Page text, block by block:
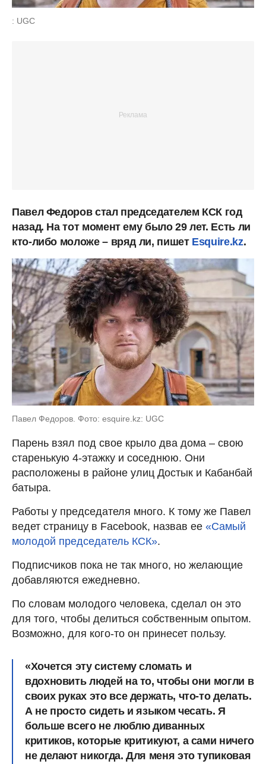
: UGC
Павел Федоров стал председателем КСК год
назад. На тот момент ему было 29 лет. Есть ли
кто-либо моложе – вряд ли, пишет Esquire.kz.
Павел Федоров. Фото: esquire.kz: UGC
Парень взял под свое крыло два дома – свою
старенькую 4-этажку и соседнюю. Они
расположены в районе улиц Достык и Кабанбай
батыра.
Работы у председателя много. К тому же Павел
ведет страницу в Facebook, назвав ее «Самый
молодой председатель КСК».
Подписчиков пока не так много, но желающие
добавляются ежедневно.
По словам молодого человека, сделал он это
для того, чтобы делиться собственным опытом.
Возможно, для кого-то он принесет пользу.
«Хочется эту систему сломать и
вдохновить людей на то, чтобы они могли в
своих руках это все держать, что-то делать.
А не просто сидеть и языком чесать. Я
больше всего не люблю диванных
критиков, которые критикуют, а сами ничего
не делают никогда. Для меня это тупиковая